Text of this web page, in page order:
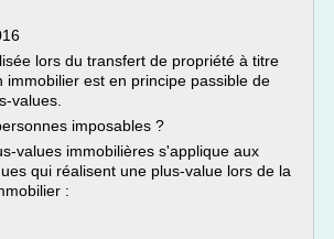
lors du transfert de propriété à titre
immobilier est en principe passible de
values.
imposables ?
values immobilières s'applique aux
qui réalisent une plus-value lors de la
: